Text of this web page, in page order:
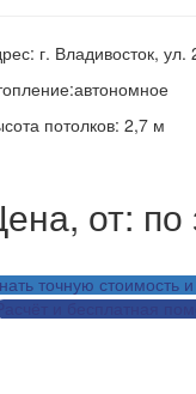
г. Владивосток,
потолков: 2,7 м
от: по
точную стоимость
и бесплатная